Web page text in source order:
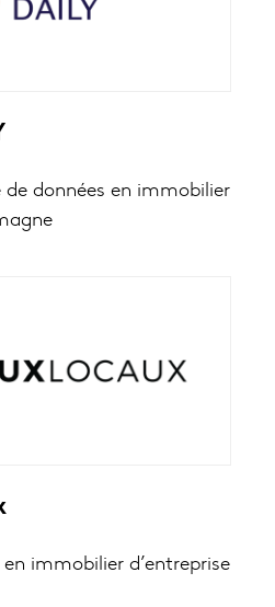
de données en immobilier
immobilier d’entreprise